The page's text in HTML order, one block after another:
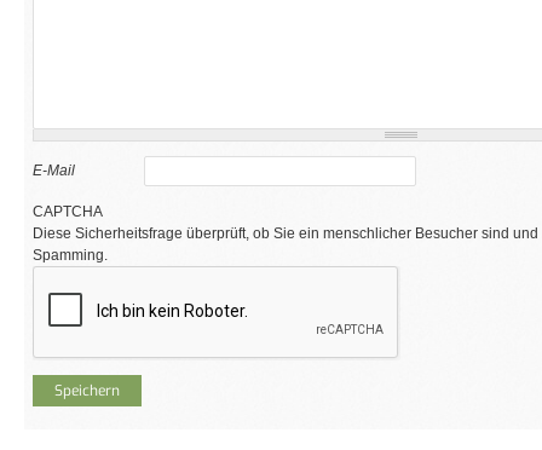
E-Mail
CAPTCHA
Diese Sicherheitsfrage überprüft, ob Sie ein menschlicher Besucher sind
Spamming.